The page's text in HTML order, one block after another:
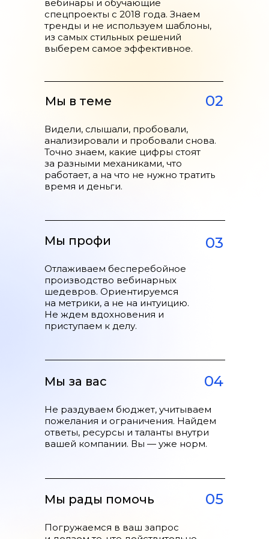
Как запустить продающие
Онбординг-курс
в психотерапию
Получили 700 новых лидов
по 60 ₽
Увеличили на 10% количество
регистраций на платформе
Бесплатный интенсив
Skyeng x Ясно: 10 дней,
английский
регистрации до 85%
Подробнее →
Подробнее →
Мы за вас
Не раздуваем бюджет, учитываем
пожелания и ограничения. Найдем
ответы, ресурсы и таланты внутри
вашей компании. Вы — уже норм.
Мы профи
Мы рады помочь
Мы в теме
вебинары и обучающие
спецпроекты с 2018 года. Знаем
тренды и не используем шаблоны,
из самых стильных решений
выберем самое эффективное.
Отлаживаем бесперебойное
производство вебинарных
шедевров. Ориентируемся
на метрики, а не на интуицию.
Не ждем вдохновения и
приступаем к делу.
Погружаемся в ваш запрос
Видели, слышали, пробовали,
анализировали и пробовали снова.
Точно знаем, какие цифры стоят
за разными механиками, что
работает, а на что не нужно тратить
время и деньги.
03
05
04
02